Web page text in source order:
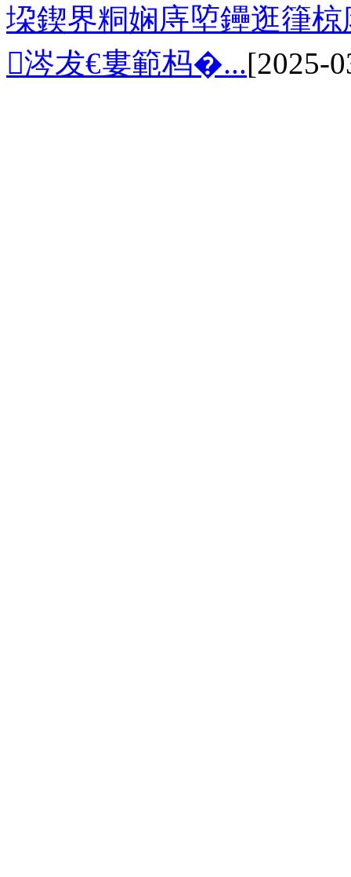
垜鍥界粡娴庤埅鑸逛箻
涔犮€婁範杩�...[2025-